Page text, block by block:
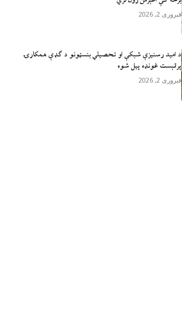
فبروری 2, 2026
د امید رسنیزې شبکې او تحصیلي بنسټونو د ګډې همکارۍ
پرانېست غونډه پیل شوه
فبروری 2, 2026